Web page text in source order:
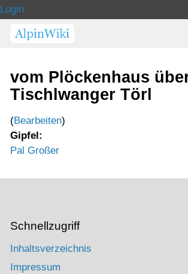
Login
vom Plöckenhaus
Tischlwanger Törl
(Bearbeiten)
Gipfel:
Pal Großer
Schnellzugriff
Inhaltsverzeichnis
Impressum